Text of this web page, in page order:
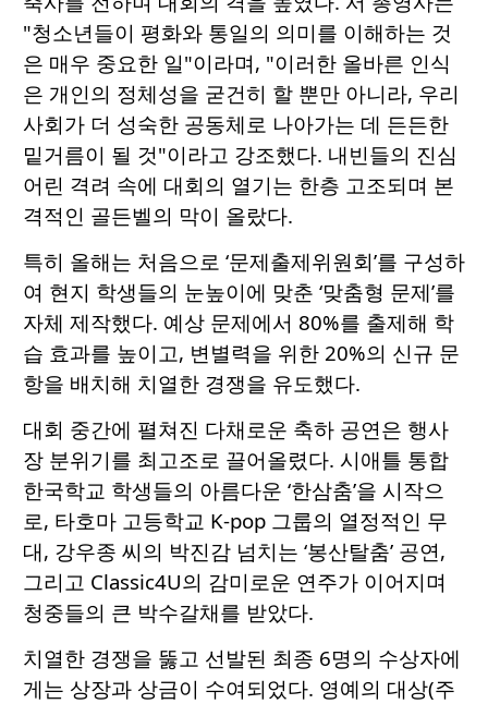
"청소년들이 평화와 통일의 의미를 이해하는 것
은 매우 중요한 일"이라며, "이러한 올바른 인식
은 개인의 정체성을 굳건히 할 뿐만 아니라, 우리
사회가 더 성숙한 공동체로 나아가는 데 든든한
밑거름이 될 것"이라고 강조했다. 내빈들의 진심
어린 격려 속에 대회의 열기는 한층 고조되며 본
격적인 골든벨의 막이 올랐다.
특히 올해는 처음으로 ‘문제출제위원회’를 구성하
여 현지 학생들의 눈높이에 맞춘 ‘맞춤형 문제’를
자체 제작했다. 예상 문제에서 80%를 출제해 학
습 효과를 높이고, 변별력을 위한 20%의 신규 문
항을 배치해 치열한 경쟁을 유도했다.
대회 중간에 펼쳐진 다채로운 축하 공연은 행사
장 분위기를 최고조로 끌어올렸다. 시애틀 통합
한국학교 학생들의 아름다운 ‘한삼춤’을 시작으
로, 타호마 고등학교 K-pop 그룹의 열정적인 무
대, 강우종 씨의 박진감 넘치는 ‘봉산탈춤’ 공연,
그리고 Classic4U의 감미로운 연주가 이어지며
청중들의 큰 박수갈채를 받았다.
치열한 경쟁을 뚫고 선발된 최종 6명의 수상자에
게는 상장과 상금이 수여되었다. 영예의 대상(주